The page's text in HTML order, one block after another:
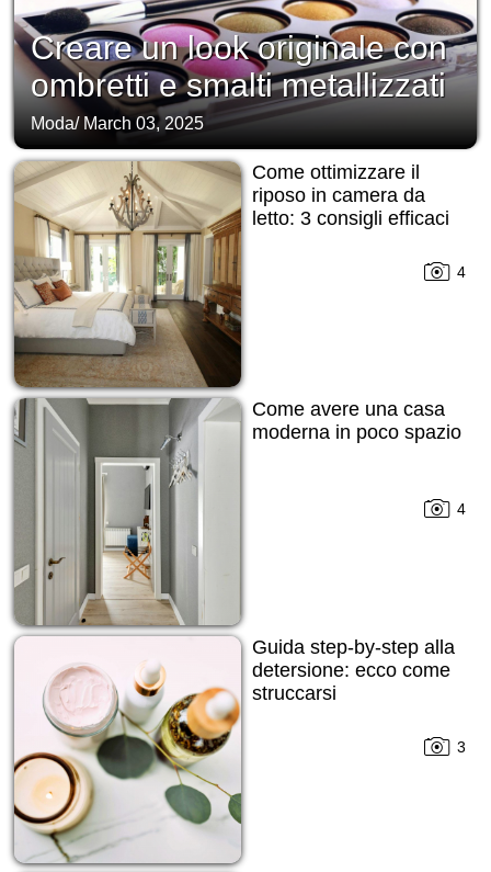
Creare un look originale con
ombretti e smalti metallizzati
Moda/ March 03, 2025
Come ottimizzare il
riposo in camera da
letto: 3 consigli efficaci
4
Come avere una casa
moderna in poco spazio
4
Guida step-by-step alla
detersione: ecco come
struccarsi
3